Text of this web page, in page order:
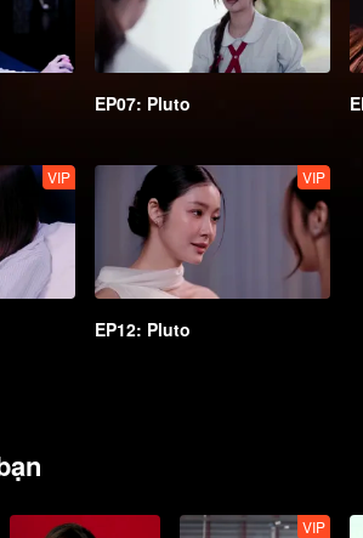
EP07: Pluto
VIP VIP
EP12: Pluto
VIP